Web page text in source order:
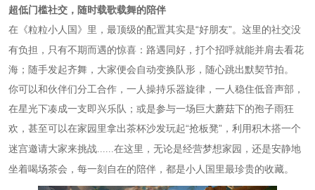
超低门槛社交，随时载歌载舞的陪伴
在《粒粒小人国》里，最顶级的配置其实是“好朋友”。这里的社交没
有负担，只有不期而遇的惊喜：路遇同好，打个招呼就能并肩去看花
海；随手发起齐舞，大家便会自动变换队形，随心跳出默契节拍。
你可以和伙伴们分工合作，一人操持乐器旋律，一人稳住低音声部，
在星光下凑成一支即兴乐队；或是参与一场巨大蘑菇下的孢子雨狂
欢，甚至可以在家园里拿出茶杯沙发玩起“抢板凳” ，利用积木搭一个
迷宫邀请大家来挑战......在这里，无论是经营梦想家园，还是安静地
坐着喝场茶会，每一刻自在的陪伴，都是小人国里最珍贵的收藏。